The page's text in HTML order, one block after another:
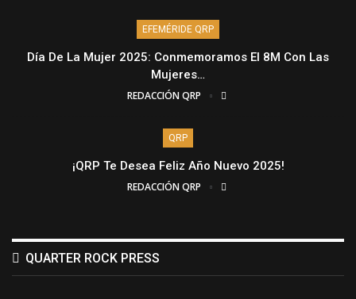
EFEMÉRIDE QRP
Día De La Mujer 2025: Conmemoramos El 8M Con Las
Mujeres…
REDACCIÓN QRP
QRP
¡QRP Te Desea Feliz Año Nuevo 2025!
REDACCIÓN QRP
QUARTER ROCK PRESS